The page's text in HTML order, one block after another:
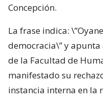
Concepción.
La frase indica:
democracia\” y
de la Facultad de
manifestado su
instancia interna en la